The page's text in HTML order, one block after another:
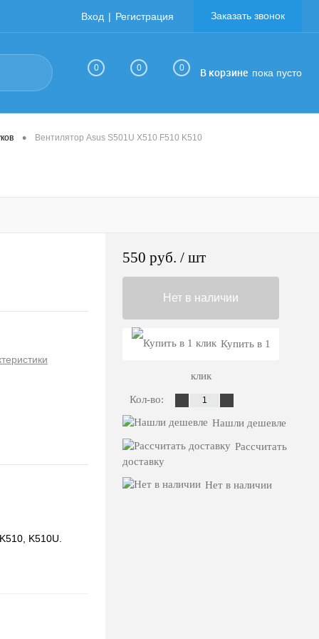
Вход Регистрация Заказать звонок
0 0 0 В корзине пока пусто
• Вентилятор Asus S501U X510 F510 K510
K510U.
550 руб. / шт
Нет в наличии
Купить в 1
клик
Кол-во:
Нашли дешевле
Рассчитать
доставку
Нет в наличии